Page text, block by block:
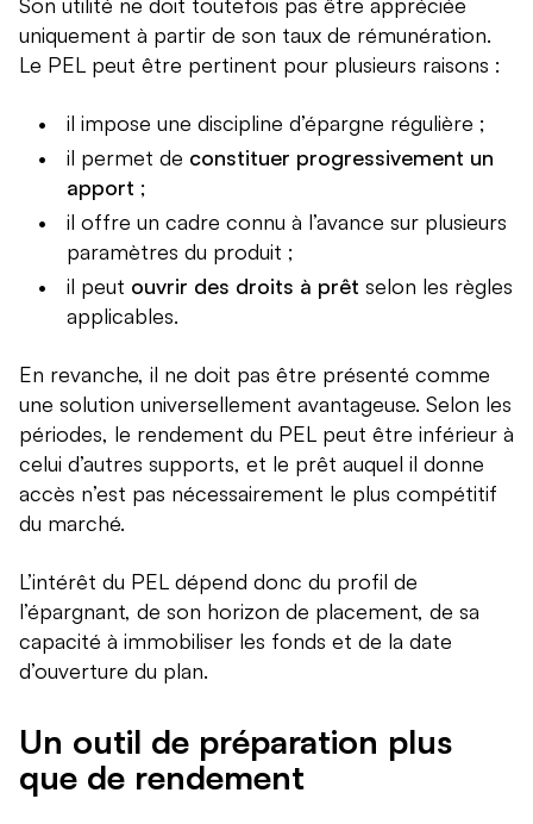
uniquement à partir de son taux de rémunération.
Le PEL peut être pertinent pour plusieurs raisons :
il impose une discipline d’épargne régulière ;
il permet de constituer progressivement un
apport ;
il offre un cadre connu à l’avance sur plusieurs
paramètres du produit ;
il peut ouvrir des droits à prêt selon les règles
applicables.
En revanche, il ne doit pas être présenté comme
une solution universellement avantageuse. Selon les
périodes, le rendement du PEL peut être inférieur à
celui d’autres supports, et le prêt auquel il donne
accès n’est pas nécessairement le plus compétitif
du marché.
L’intérêt du PEL dépend donc du profil de
l’épargnant, de son horizon de placement, de sa
capacité à immobiliser les fonds et de la date
d’ouverture du plan.
Un outil de préparation plus
que de rendement